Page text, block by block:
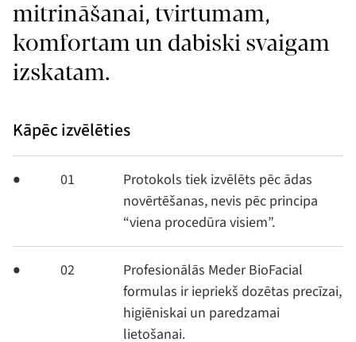
mitrināšanai, tvirtumam,
komfortam un dabiski svaigam
izskatam.
Kāpēc izvēlēties
01
Protokols tiek izvēlēts pēc ādas
novērtēšanas, nevis pēc principa
“viena procedūra visiem”.
02
Profesionālās Meder BioFacial
formulas ir iepriekš dozētas precīzai,
higiēniskai un paredzamai
lietošanai.